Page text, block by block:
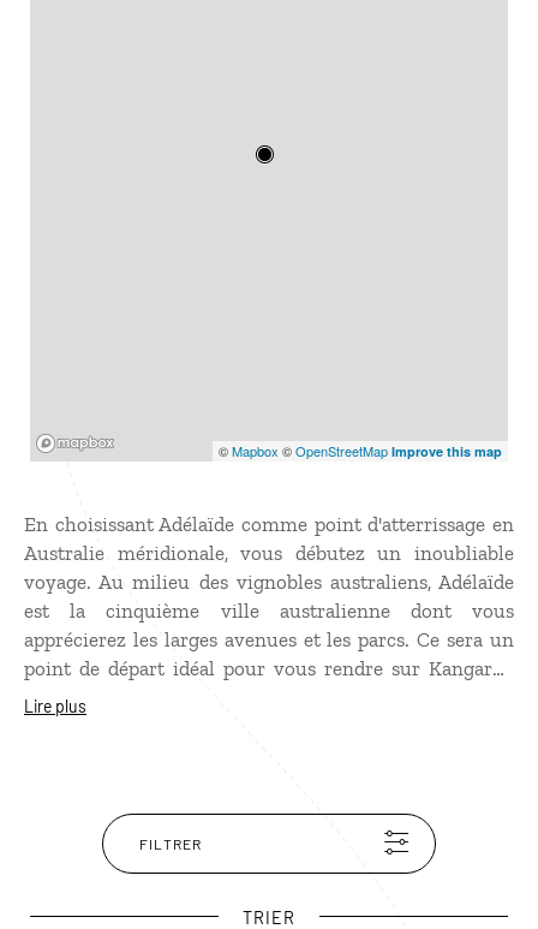
©Mapbox ©OpenStreetMap Improve this map
En choisissant Adélaïde comme point d'atterrissage en
Australie méridionale, vous débutez un inoubliable
voyage. Au milieu des vignobles australiens, Adélaïde
est la cinquième ville australienne dont vous
apprécierez les larges avenues et les parcs. Ce sera un
point de départ idéal pour vous rendre sur Kangaroo
Island ou pour vous lancer à la découverte de
nationaux d'Australie du sud : Coffin Bay, Flinders
Chase, lac Eyre, Coorong, fleuve Murray, etc.
Lire plus
FILTRER
TRIER